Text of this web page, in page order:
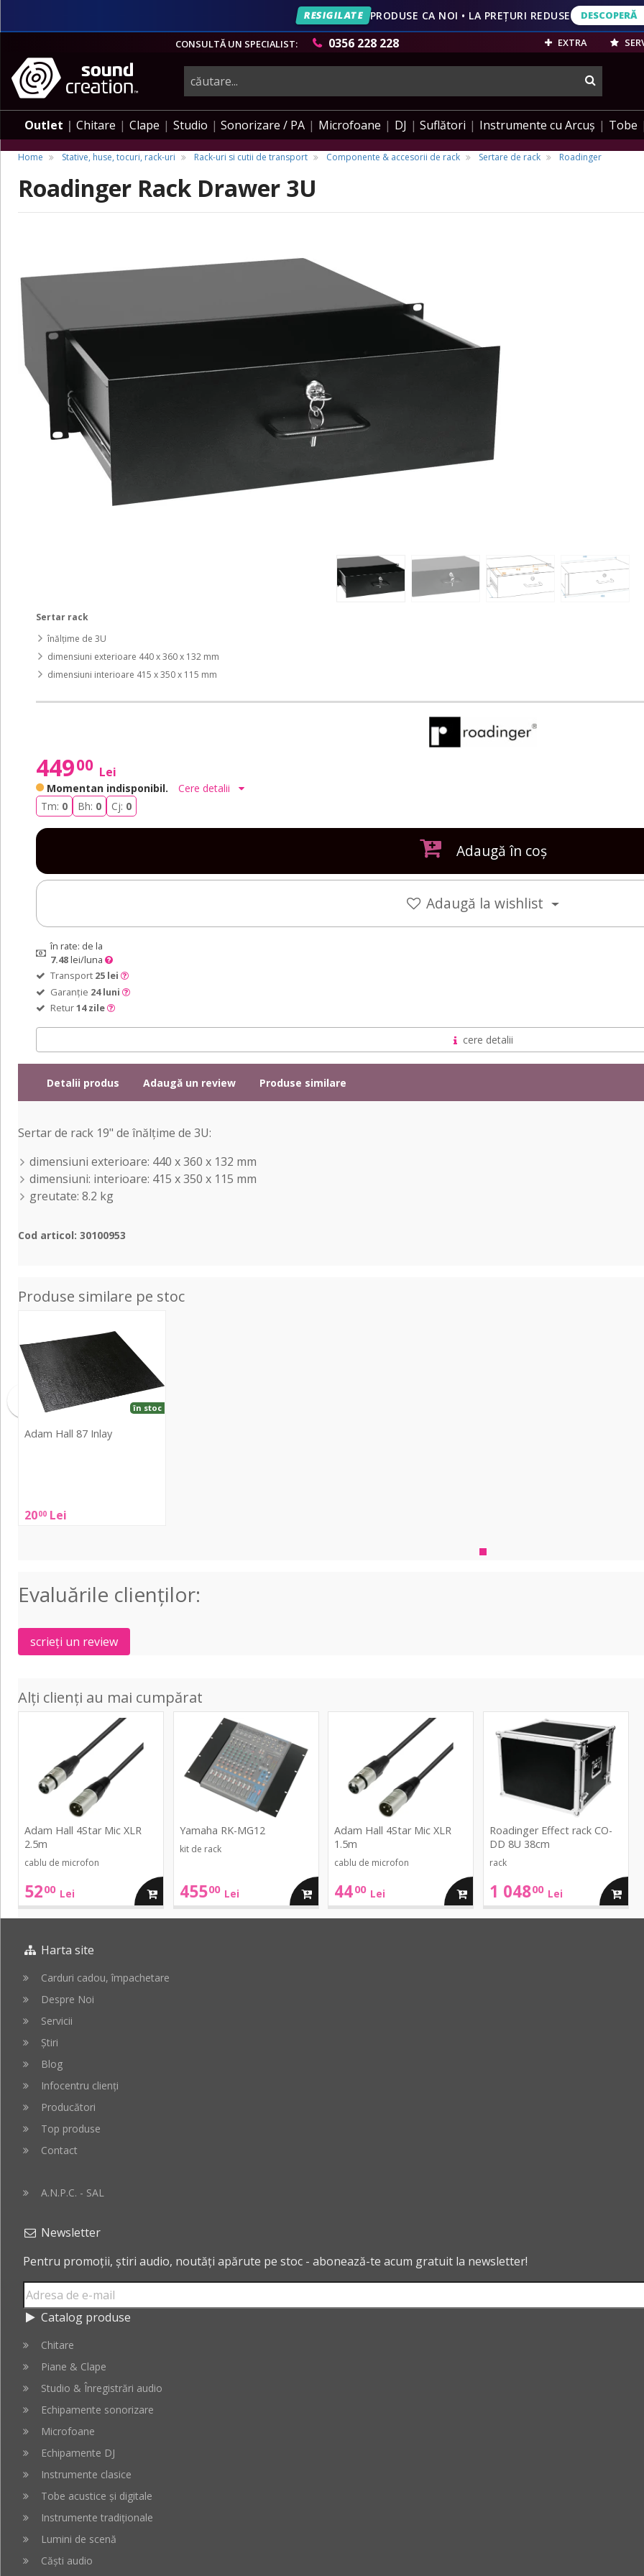
VEZI
RESIGILATE PRODUSE CA NOI • LA PREȚURI REDUSE DESCOPERĂ
DESCOPERĂ
CONSULTĂ UN SPECIALIST:
0356 228 228 EXTRA
instrumente
muzicale,
echipamente
pro-
audio
Outlet Chitare Clape Studio Sonorizare / PA Microfoane DJ Suflători Instrumente cu Arcuș Tobe
Home Stative, huse, tocuri, rack-uri Rack-uri si cutii de transport Componente & accesorii de rack Sertare de rack Roadinger
Roadinger Rack Drawer 3U
Sertar rack
înălțime de 3U
dimensiuni exterioare 440 x 360 x 132 mm
dimensiuni interioare 415 x 350 x 115 mm
44900 Lei
Momentan indisponibil.
Cere detalii
Tm: 0 Bh: 0 Cj: 0
Adaugă în coș
Adaugă la wishlist
în rate: de la
7.48lei/luna
Transport 25 lei
Garanție 24 luni
Retur14 zile
cere detalii
Detalii produs Adaugă un review Produse similare
Sertar de rack 19" de înălțime de 3U:
dimensiuni exterioare: 440 x 360 x 132 mm
dimensiuni: interioare: 415 x 350 x 115 mm
greutate: 8.2 kg
Cod articol: 30100953
Produse similare pe stoc
Adam Hall 87 Inlay
2000 Lei
în stoc
Inlay
Evaluările clienţilor:
scrieți un review
Alți clienți au mai cumpărat
Adam Hall 4Star Mic XLR
2.5m
cablu de microfon
5200 Lei adauga
Yamaha RK-MG12
kit de rack
45500 Lei adauga
Adam Hall 4Star Mic XLR
1.5m
cablu de microfon
4400 Lei adauga
rack
CO-
Roadinger Effect rack CO-
DD 8U 38cm
rack
1 04800 Lei
Harta site
Carduri cadou, împachetare
Despre Noi
Servicii
Știri
Blog
Infocentru clienți
Producători
Top produse
Contact
A.N.P.C. - SAL
Newsletter
Pentru promoții, știri audio, noutăți apărute pe stoc - abonează-te acum gratuit la newsletter!
Catalog produse
Chitare
Piane & Clape
Studio & Înregistrări audio
Echipamente sonorizare
Microfoane
Echipamente DJ
Instrumente clasice
Tobe acustice și digitale
Instrumente tradiționale
Lumini de scenă
Căști audio